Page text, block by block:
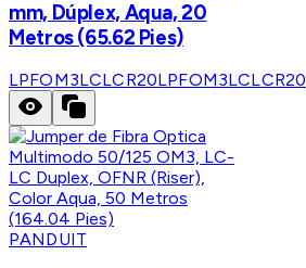
mm, Dúplex, Aqua, 20
Metros (65.62 Pies)
LPFOM3LCLCR20LPFOM3LCLCR20
PANDUIT